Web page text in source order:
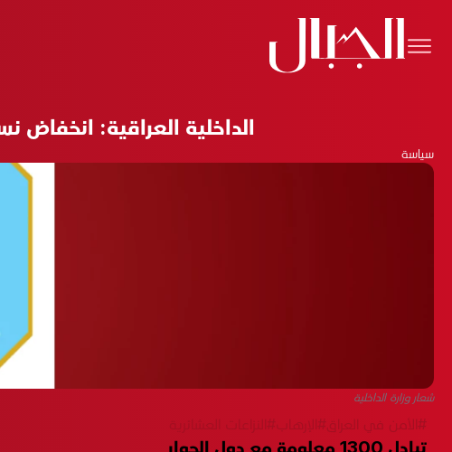
الداخلية العراقية: انخفاض نسبة الجرائم الإرهابية
سياسة
شعار وزارة الداخلية
#الأمن في العراق#الإرهاب#النزاعات العشائرية